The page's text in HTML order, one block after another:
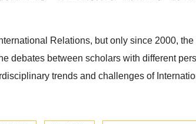
Relations, but only since 2000, the
debates between scholars with different
trends and challenges of